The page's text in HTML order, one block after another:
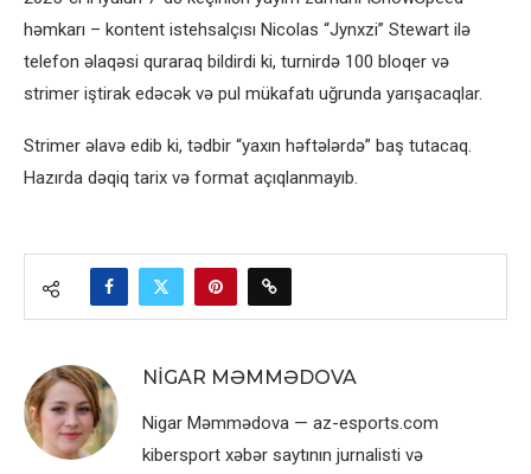
həmkarı – kontent istehsalçısı Nicolas “Jynxzi” Stewart ilə
telefon əlaqəsi quraraq bildirdi ki, turnirdə 100 bloqer və
strimer iştirak edəcək və pul mükafatı uğrunda yarışacaqlar.
Strimer əlavə edib ki, tədbir “yaxın həftələrdə” baş tutacaq.
Hazırda dəqiq tarix və format açıqlanmayıb.
NIGAR MƏMMƏDOVA
Nigar Məmmədova — az-esports.com
kibersport xəbər saytının jurnalisti və